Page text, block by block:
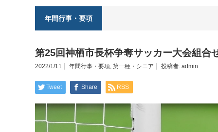
年間行事・要項
第25回神栖市長杯争奪サッカー大会組合
2022/1/11 年間行事・要項, 第一種・シニア 投稿者: admin
Tweet Share RSS